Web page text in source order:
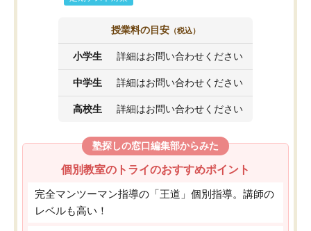
授業料の目安 （税込）
小学生 詳細はお問い合わせください
中学生 詳細はお問い合わせください
高校生 詳細はお問い合わせください
塾探しの窓口編集部からみた
個別教室のトライのおすすめポイント
完全マンツーマン指導の「王道」個別指導。講師の
レベルも高い！